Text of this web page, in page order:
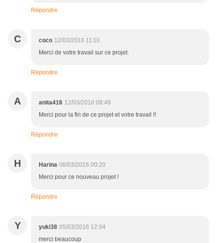
Répondre
C coco 12/03/2016 11:01
Merci de votre travail sur ce projet.
Répondre
A anita416 12/03/2016 08:48
Merci pour la fin de ce projet et votre travail !!
Répondre
H Harina 06/03/2016 00:20
Merci pour ce nouveau projet !
Répondre
Y yuki38 05/03/2016 12:04
merci beaucoup